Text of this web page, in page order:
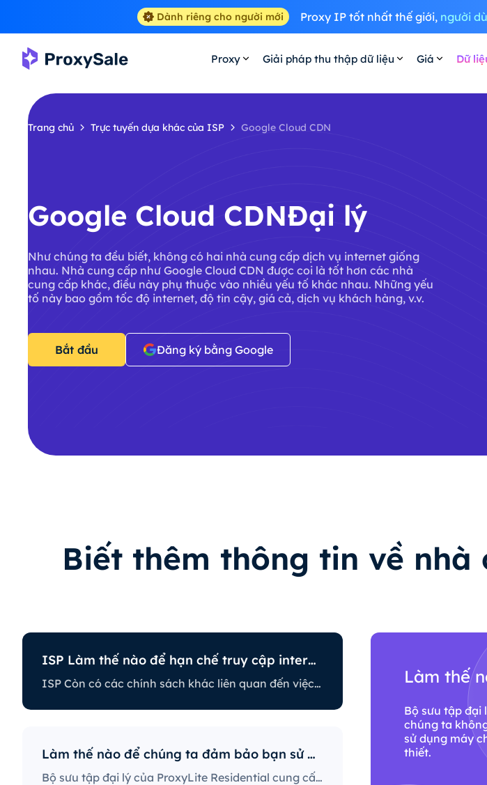
Dành riêng cho người mới Proxy IP tốt nhất thế giới, người
Proxy Giải pháp thu thập dữ liệu Giá Dữ
Trang chủ Trực tuyến dựa khác của ISP Google Cloud CDN
Google Cloud CDNĐại lý
Như chúng ta đều biết, không có hai nhà cung cấp dịch vụ internet giống
nhau. Nhà cung cấp như Google Cloud CDN được coi là tốt hơn các nhà
cung cấp khác, điều này phụ thuộc vào nhiều yếu tố khác nhau. Những yếu
tố này bao gồm tốc độ internet, độ tin cậy, giá cả, dịch vụ khách hàng, v.v.
Bắt đầu Đăng ký bằng Google
Biết thêm thông tin về
ISP Làm thế nào để hạn chế truy cập internet?
ISP Còn có các chính sách khác liên quan đến việc hạn chế một số hoạt động trực tuyến. Một số ISP sẽ ngăn chặn một số trang web, điều này có thể là vấn đề lớn đối với người dùng đại lý. Nhà cung cấp ISP có chính sách nghiêm ngặt nhất sẽ ngăn chặn truy cập vào các nền tảng mạng xã hội, trang web tin tức, v.v. Ngăn chặn các port cụ thể cũng là một phương pháp khá phổ biến, nghiêm ngặt hạn chế cách người dùng truy cập và sử dụng internet.
Làm thế nào để chúng ta đảm bảo bạn sử dụng IP?
Bộ sưu tập đại lý của ProxyLite Residential cung cấp vô số đại lý, do đó khách hàng của chúng ta không cần lo lắng về sự ngừng hoạt động và sự ngăn chặn của IP. Bạn có thể sử dụng máy chủ đại lý tại các địa điểm hợp tác với nhà cung cấp để truy cập dữ liệu cần thiết.
hạn chế truy cập internet?
khác liên quan đến việc hạn chế một số hoạt động trực
xã hội, trang web tin tức, v.v. Ngăn chặn các port cụ thể
phổ biến, nghiêm ngặt hạn chế cách người dùng truy cập
Làm thế
Bộ sưu tập đại
chúng ta
sử dụng máy
thiết.